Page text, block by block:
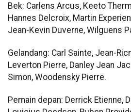
Bek: Carlens Arcus, Keeto
Hannes Delcroix, Martin
Jean-Kevin Duverne, Wilguens
Gelandang: Carl Sainte, Jean-
Leverton Pierre, Danley Jean
Simon, Woodensky Pierre.
Pemain depan: Derrick Etienne,